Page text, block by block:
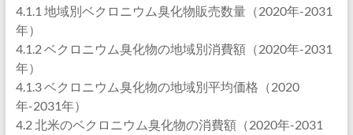
4.1.1 地域別ベクロニウム臭化物販売数量（2020年-2031
年）
4.1.2 ベクロニウム臭化物の地域別消費額（2020年-2031
年）
4.1.3 ベクロニウム臭化物の地域別平均価格（2020
年-2031年）
4.2 北米のベクロニウム臭化物の消費額（2020年-2031